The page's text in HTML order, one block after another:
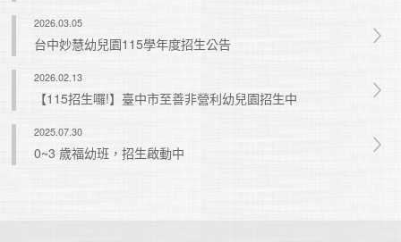
2026.03.05
台中妙慧幼兒園115學年度招生公告
2026.02.13
【115招生囉!】臺中市至善非營利幼兒園招生中
2025.07.30
0~3 歲福幼班，招生啟動中